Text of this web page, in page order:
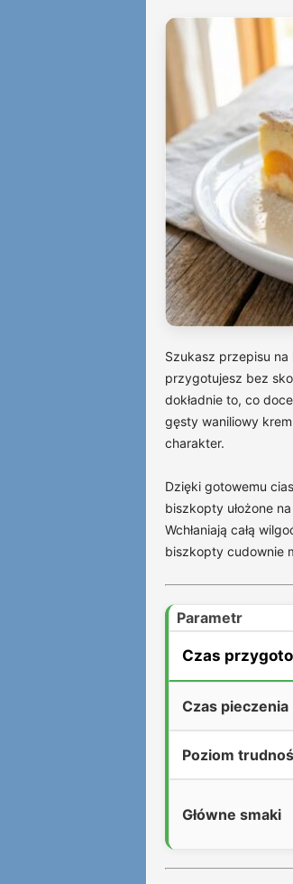
Szukasz przepisu
przygotujesz bez
dokładnie to, co
gęsty waniliowy
charakter.
Dzięki gotowemu
biszkopty ułożone
Wchłaniają całą
biszkopty cudownie
Parametr
Czas
Czas pieczenia
Poziom
Główne smaki